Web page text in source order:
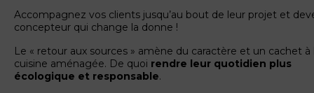
Accompagnez vos clients jusqu’au bout de leur projet et
concepteur qui change la donne !
Le « retour aux sources » amène du caractère et un cachet à
cuisine aménagée. De quoi rendre leur quotidien plus
écologique et responsable.